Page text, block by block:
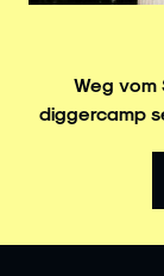
Weg vom
diggercamp